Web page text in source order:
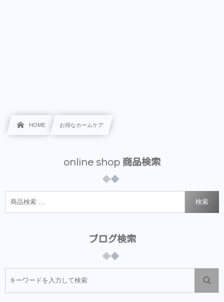
HOME お得なホームケア
online shop 商品検索
検索
ブログ検索